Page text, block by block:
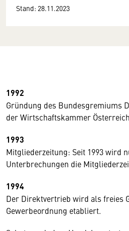
Stand: 28.11.2023
1992
Gründung des Bundesgremiums
der Wirtschaftskammer Österreich
1993
Mitgliederzeitung: Seit 1993 wird
Unterbrechungen die
1994
Der Direktvertrieb wird als freies
Gewerbeordnung etabliert.